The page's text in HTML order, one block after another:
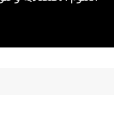
علوم الادارة والموارد